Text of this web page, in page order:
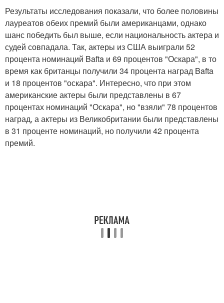
Результаты исследования показали, что более половины
лауреатов обеих премий были американцами, однако
шанс победить был выше, если национальность актера и
судей совпадала. Так, актеры из США выиграли 52
процента номинаций Bafta и 69 процентов "Оскара", в то
время как британцы получили 34 процента наград Bafta
и 18 процентов "оскара". Интересно, что при этом
американские актеры были представлены в 67
процентах номинаций "Оскара", но "взяли" 78 процентов
наград, а актеры из Великобритании были представлены
в 31 проценте номинаций, но получили 42 процента
премий.